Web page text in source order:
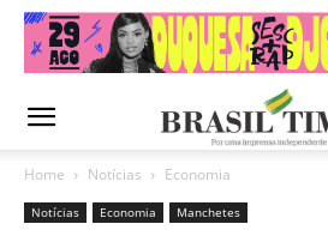
Home Notícias Economia
Notícias Economia Manchetes